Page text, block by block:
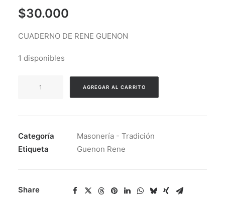
$30.000
CUADERNO DE RENE GUENON
1 disponibles
De
Rene
AGREGAR AL CARRITO
Categoría
Masonería - Tradición
Etiqueta
Guenon Rene
Share